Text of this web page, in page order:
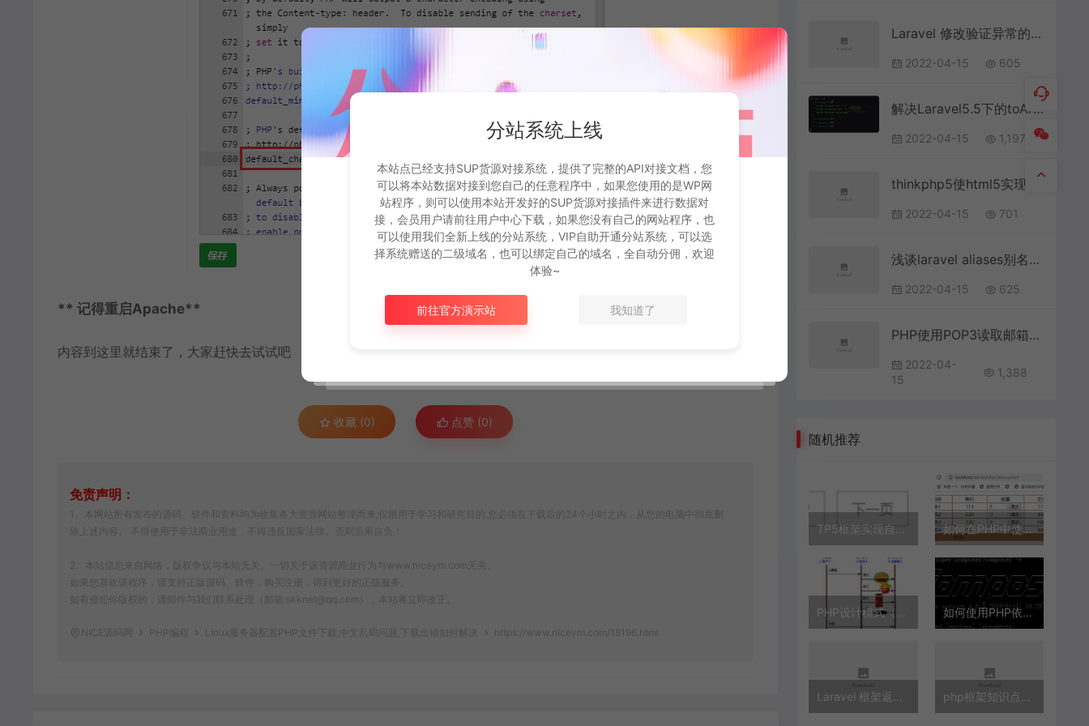
** 记得重启Apache**
内容到这里就结束了，大家赶快去试试吧
收藏 (0) 点赞 (0)
免责声明：
1、本网站所有发布的源码、软件和资料均为收集各大资源网站整理而来;仅限用于学习和研究目的,您必须在下载后的24个小时之内，从您的电脑中彻底删
除上述内容。 不得使用于非法商业用途，不得违反国家法律。否则后果自负！
2、本站信息来自网络，版权争议与本站无关。一切关于该资源商业行为与www.niceym.com无关。
如果您喜欢该程序，请支持正版源码、软件，购买注册，得到更好的正版服务。
如有侵犯你版权的，请邮件与我们联系处理（邮箱:skknet@qq.com），本站将立即改正。
NICE源码网 PHP编程 Linux服务器配置PHP文件下载,中文乱码问题,下载出错如何解决 https://www.niceym.com/18196.html
Laravel 修改验证异常的响应格式实例代码详解
2022-04-15 605
解决Laravel5.5下的toArray问题
2022-04-15 1,197
2022-04-15 701
浅谈laravel aliases别名的原理
2022-04-15 625
PHP使用POP3读取邮箱接收邮件的示例代码
2022-04-
15
1,388
随机推荐
TP5框架实现自定义分页样式的方法示例 如何在PHP中使用数组
如何使用PHP依赖管理工具Composer
分站系统上线
本站点已经支持SUP货源对接系统，提供了完整的API对接文档，您
可以将本站数据对接到您自己的任意程序中，如果您使用的是WP网
站程序，则可以使用本站开发好的SUP货源对接插件来进行数据对
接，会员用户请前往用户中心下载，如果您没有自己的网站程序，也
可以使用我们全新上线的分站系统，VIP自助开通分站系统，可以选
择系统赠送的二级域名，也可以绑定自己的域名，全自动分佣，欢迎
体验~
前往官方演示站 我知道了